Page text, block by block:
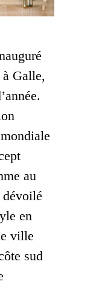
Galle,
au
en
ville
sud